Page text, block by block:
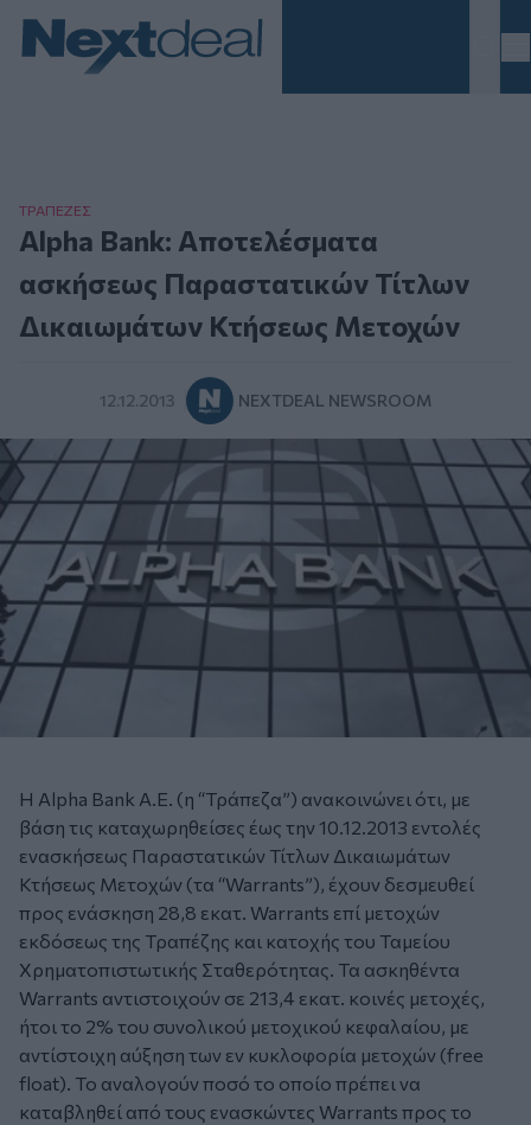
ΤΡAΠΕΖΕΣ
Alpha Bank: Αποτελέσματα
ασκήσεως Παραστατικών Τίτλων
Δικαιωμάτων Κτήσεως Μετοχών
12.12.2013 NEXTDEAL NEWSROOM
Η Alpha Bank Α.Ε. (η “Τράπεζα”) ανακοινώνει ότι, με
βάση τις καταχωρηθείσες έως την 10.12.2013 εντολές
ενασκήσεως Παραστατικών Τίτλων Δικαιωμάτων
Κτήσεως Μετοχών (τα “Warrants”), έχουν δεσμευθεί
προς ενάσκηση 28,8 εκατ. Warrants επί μετοχών
εκδόσεως της Τραπέζης και κατοχής του Ταμείου
Χρηματοπιστωτικής Σταθερότητας. Τα ασκηθέντα
Warrants αντιστοιχούν σε 213,4 εκατ. κοινές μετοχές,
ήτοι το 2% του συνολικού μετοχικού κεφαλαίου, με
αντίστοιχη αύξηση των εν κυκλοφορία μετοχών (free
float). Το αναλογούν ποσό το οποίο πρέπει να
καταβληθεί από τους ενασκώντες Warrants προς το